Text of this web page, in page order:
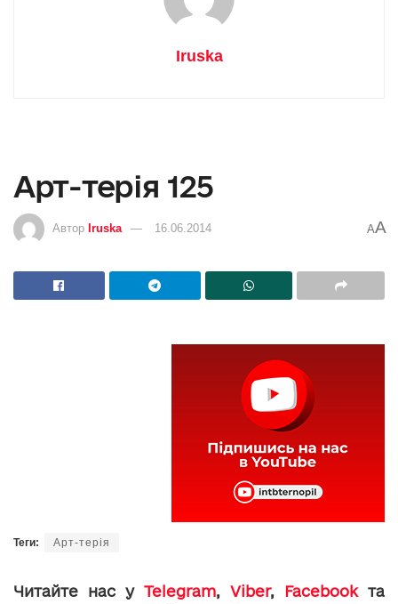
Iruska
Aрт-терія 125
Автор Iruska 16.06.2014 AA
Теги: Aрт-терія
Читайте нас у Telegram, Viber, Facebookта